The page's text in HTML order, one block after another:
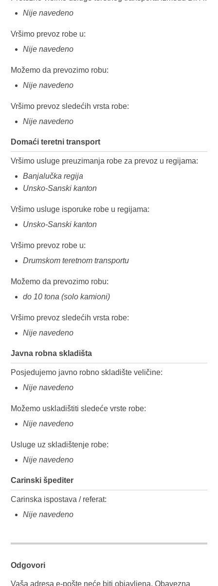
Nije navedeno
Vršimo prevoz robe u:
Nije navedeno
Možemo da prevozimo robu:
Nije navedeno
Vršimo prevoz sledećih vrsta robe:
Nije navedeno
Domaći teretni transport
Vršimo usluge preuzimanja robe za prevoz u regijama:
Banjalučka regija
Unsko-Sanski kanton
Vršimo usluge isporuke robe u regijama:
Unsko-Sanski kanton
Vršimo prevoz robe u:
Drumskom teretnom transportu
Možemo da prevozimo robu:
do 10 tona (solo kamioni)
Vršimo prevoz sledećih vrsta robe:
Nije navedeno
Javna robna skladišta
Posjedujemo javno robno skladište veličine:
Nije navedeno
Možemo uskladištiti sledeće vrste robe:
Nije navedeno
Usluge uz skladištenje robe:
Nije navedeno
Carinski špediter
Carinska ispostava / referat:
Nije navedeno
Odgovori
Vaša adresa e-pošte neće biti objavljena. Obavezna